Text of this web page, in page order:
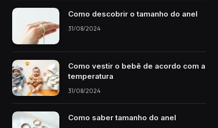
Como descobrir o tamanho do anel
31/08/2024
Como vestir o bebê de acordo com a
temperatura
31/08/2024
Como saber tamanho do anel